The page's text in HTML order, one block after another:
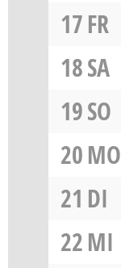
17FR
18SA
19SO
20MO
21 DI
22MI